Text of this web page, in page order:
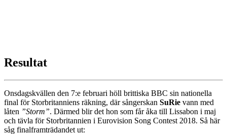
Resultat
Onsdagskvällen den 7:e februari höll brittiska BBC sin nationella
final för Storbritanniens räkning, där sångerskan SuRie vann med
låten ”Storm”. Därmed blir det hon som får åka till Lissabon i maj
och tävla för Storbritannien i Eurovision Song Contest 2018. Så här
såg finalframträdandet ut: